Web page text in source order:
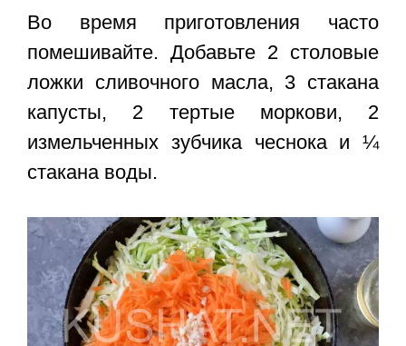
Во время приготовления часто
помешивайте. Добавьте 2 столовые
ложки сливочного масла, 3 стакана
капусты, 2 тертые моркови, 2
измельченных зубчика чеснока и ¼
стакана воды.